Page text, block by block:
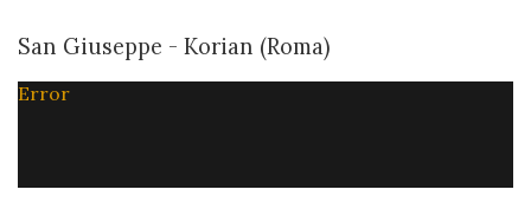
San Giuseppe - Korian (Roma)
Error